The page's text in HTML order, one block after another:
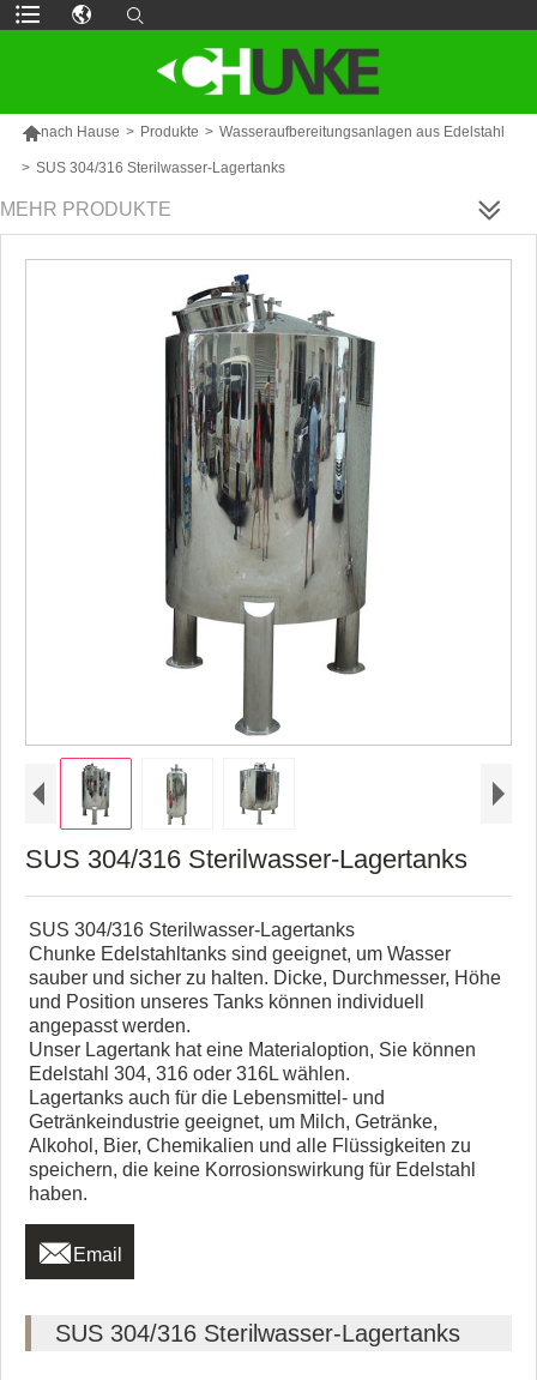
nach Hause > Produkte > Wasseraufbereitungsanlagen aus Edelstahl
> SUS 304/316 Sterilwasser-Lagertanks
MEHR PRODUKTE
SUS 304/316 Sterilwasser-Lagertanks
SUS 304/316 Sterilwasser-Lagertanks
Chunke Edelstahltanks sind geeignet, um Wasser
sauber und sicher zu halten. Dicke, Durchmesser, Höhe
und Position unseres Tanks können individuell
angepasst werden.
Unser Lagertank hat eine Materialoption, Sie können
Edelstahl 304, 316 oder 316L wählen.
Lagertanks auch für die Lebensmittel- und
Getränkeindustrie geeignet, um Milch, Getränke,
Alkohol, Bier, Chemikalien und alle Flüssigkeiten zu
speichern, die keine Korrosionswirkung für Edelstahl
haben.
 Email
SUS 304/316 Sterilwasser-Lagertanks